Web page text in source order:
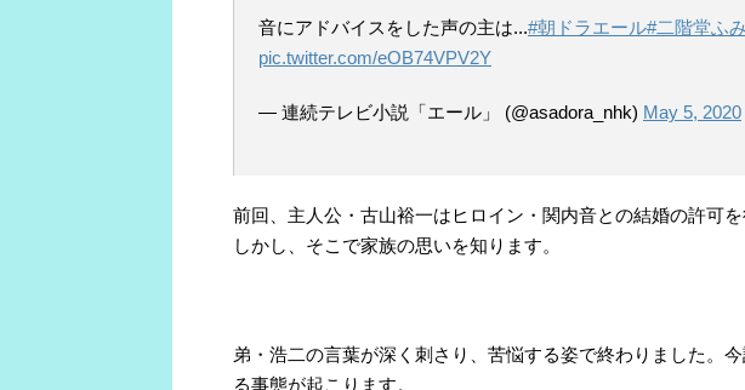
音にアドバイスをした声の主は...#朝ドラエール#二階堂ふみ
pic.twitter.com/eOB74VPV2Y
— 連続テレビ小説「エール」 (@asadora_nhk) May 5, 2020
前回、主人公・古山裕一はヒロイン・関内音との結婚の許可を
しかし、そこで家族の思いを知ります。
弟・浩二の言葉が深く刺さり、苦悩する姿で終わりました。
る事態が起こります。